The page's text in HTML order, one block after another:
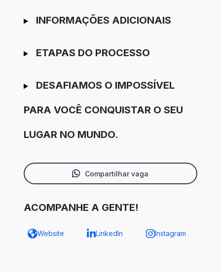
INFORMAÇÕES ADICIONAIS
ETAPAS DO PROCESSO
DESAFIAMOS O IMPOSSÍVEL
PARA VOCÊ CONQUISTAR O SEU
LUGAR NO MUNDO.
Compartilhar vaga
ACOMPANHE A GENTE!
Website LinkedIn Instagram